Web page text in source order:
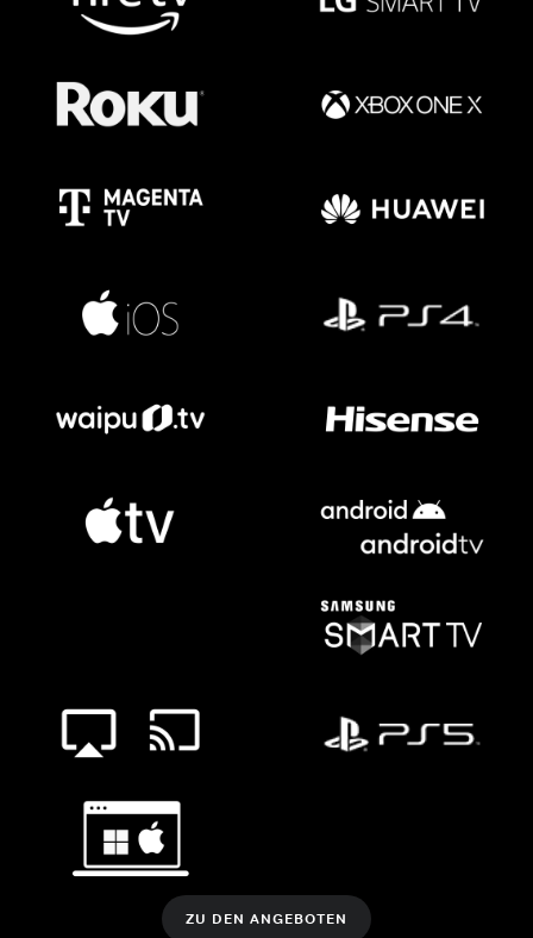
ZU DEN ANGEBOTEN